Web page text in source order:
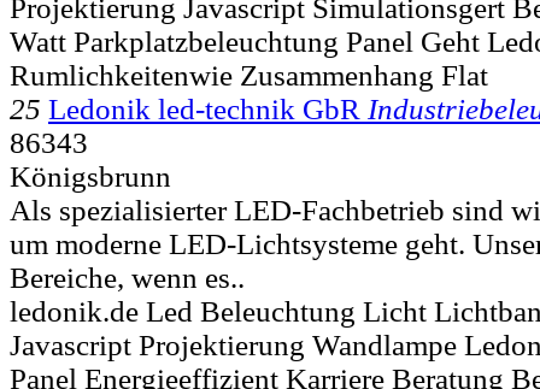
Projektierung Javascript Simulationsgert
Watt Parkplatzbeleuchtung Panel Geht
Rumlichkeitenwie Zusammenhang Flat
25 Ledonik led-technik GbR
86343
Königsbrunn
Als spezialisierter LED-Fachbetrieb sind
um moderne LED-Lichtsysteme geht.
Bereiche, wenn es..
ledonik.de Led Beleuchtung Licht
Javascript Projektierung Wandlampe
Panel Energieeffizient Karriere Beratung